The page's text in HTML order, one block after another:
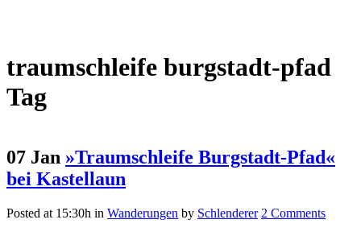
traumschleife burgstadt-pfad
Tag
07 Jan »Traumschleife Burgstadt-Pfad«
bei Kastellaun
Posted at 15:30h in Wanderungen by Schlenderer 2 Comments